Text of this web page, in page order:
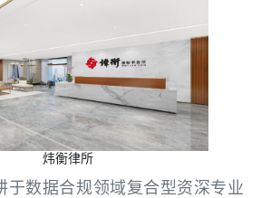
炜衡律所
于数据合规领域复合型资深专业